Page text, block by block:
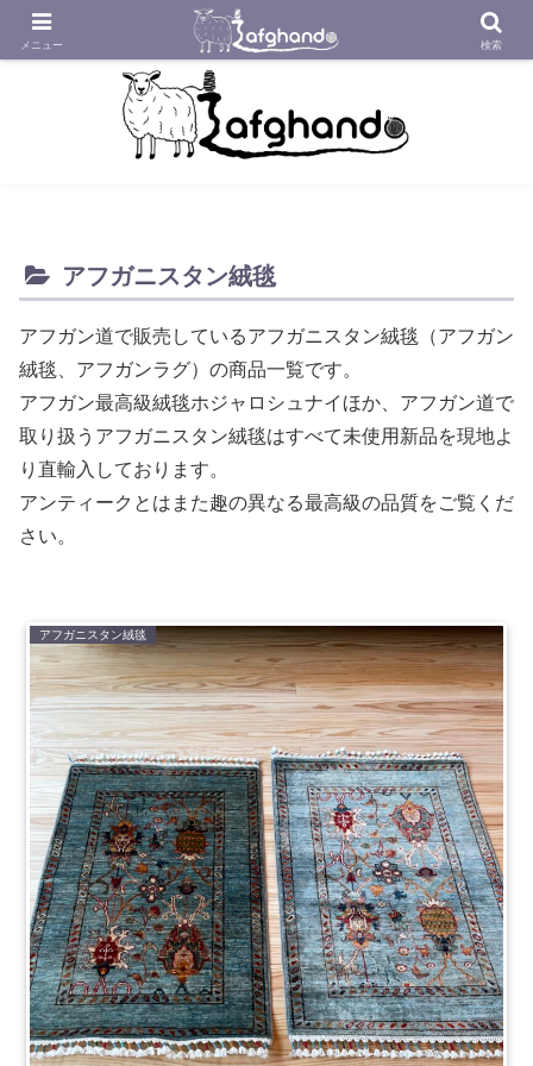
アフガニスタンの工房から織り紡いだアフガン絨毯をあなたへ
アフガニスタン絨毯
アフガン道で販売しているアフガニスタン絨毯（アフガン
絨毯、アフガンラグ）の商品一覧です。
アフガン最高級絨毯ホジャロシュナイほか、アフガン道で
取り扱うアフガニスタン絨毯はすべて未使用新品を現地よ
り直輸入しております。
アンティークとはまた趣の異なる最高級の品質をご覧くだ
さい。
アフガニスタン絨毯
メニュー 検索